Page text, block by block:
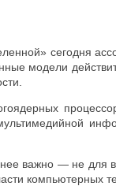
сегодня
модели
важно — не для
компьютерных